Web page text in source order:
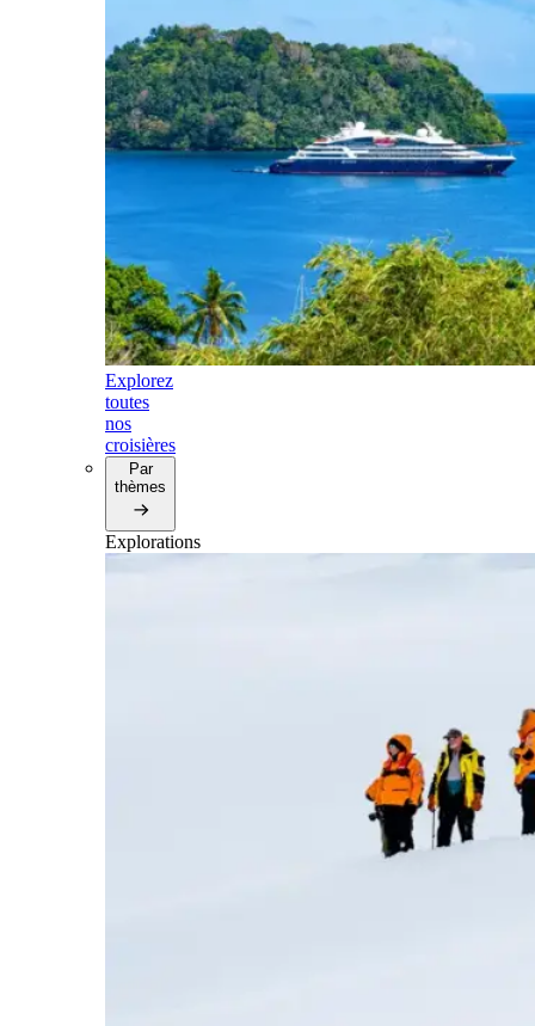
Explorez
toutes
nos
croisières
Par
thèmes
Explorations